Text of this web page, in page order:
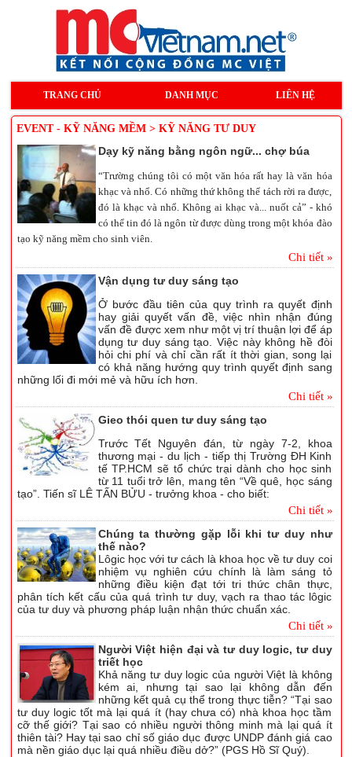
TRANG CHỦ DANH MỤC LIÊN HỆ
EVENT - KỸ NĂNG MỀM > KỸ NĂNG TƯ DUY
Dạy kỹ năng bằng ngôn ngữ... chợ búa
“Trường chúng tôi có một văn hóa rất hay là văn hóa
khạc và nhổ. Có những thứ không thể tách rời ra được,
đó là khạc và nhổ. Không ai khạc và... nuốt cả” - khó
có thể tin đó là ngôn từ được dùng trong một khóa đào
tạo kỹ năng mềm cho sinh viên.
Chi tiết »
Vận dụng tư duy sáng tạo
Ở bước đầu tiên của quy trình ra quyết định
hay giải quyết vấn đề, việc nhìn nhận đúng
vấn đề được xem như một vị trí thuận lợi để áp
dụng tư duy sáng tạo. Việc này không hề đòi
hỏi chi phí và chỉ cần rất ít thời gian, song lại
có khả năng hướng quy trình quyết định sang
những lối đi mới mẻ và hữu ích hơn.
Chi tiết »
Gieo thói quen tư duy sáng tạo
Trước Tết Nguyên đán, từ ngày 7-2, khoa
thương mại - du lịch - tiếp thị Trường ĐH Kinh
tế TP.HCM sẽ tổ chức trại dành cho học sinh
từ 11 tuổi trở lên, mang tên “Về quê, học sáng
tạo”. Tiến sĩ LÊ TẤN BỬU - trưởng khoa - cho biết:
Chi tiết »
Chúng ta thường gặp lỗi khi tư duy như
thế nào?
Lôgic học với tư cách là khoa học về tư duy coi
nhiệm vụ nghiên cứu chính là làm sáng tỏ
những điều kiện đạt tới tri thức chân thực,
phân tích kết cấu của quá trình tư duy, vạch ra thao tác lôgic
của tư duy và phương pháp luận nhận thức chuẩn xác.
Chi tiết »
Người Việt hiện đại và tư duy logic, tư duy
triết học
Khả năng tư duy logic của người Việt là không
kém ai, nhưng tại sao lại không dẫn đến
những kết quả cụ thể trong thực tiễn? “Tại sao
tư duy logic tốt mà lại quá ít (hay chưa có) nhà khoa học tầm
cỡ thế giới? Tại sao có nhiều người thông minh mà lại quá ít
thiên tài? Hay tại sao chỉ số giáo dục được UNDP đánh giá cao
mà nền giáo dục lại quá nhiều điều dở?” (PGS Hồ Sĩ Quý).